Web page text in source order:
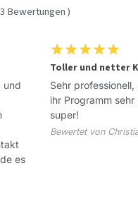
3 Bewertungen )
und
es
Toller und netter
Sehr
ihr Programm
super!
Bewertet von